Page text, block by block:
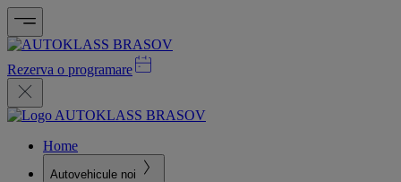
Rezerva o programare
Home
Autovehicule noi